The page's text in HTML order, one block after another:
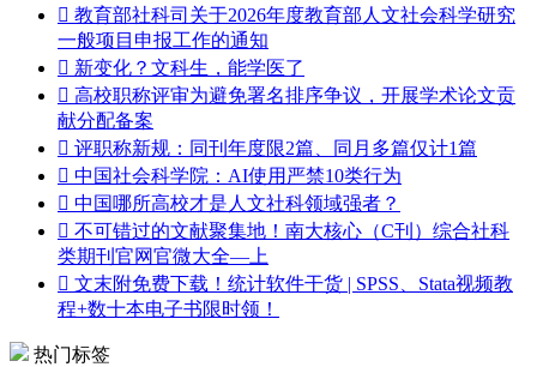
 教育部社科司关于2026年度教育部人文社会科学研究
一般项目申报工作的通知
 新变化？文科生，能学医了
 高校职称评审为避免署名排序争议，开展学术论文贡
献分配备案
 评职称新规：同刊年度限2篇、同月多篇仅计1篇
 中国社会科学院：AI使用严禁10类行为
 中国哪所高校才是人文社科领域强者？
 不可错过的文献聚集地！南大核心（C刊）综合社科
类期刊官网官微大全—上
 文末附免费下载！统计软件干货 | SPSS、Stata视频教
程+数十本电子书限时领！
热门标签